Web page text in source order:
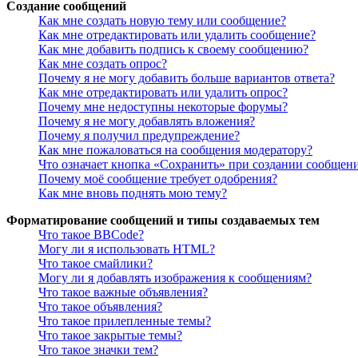
Создание сообщений
Как мне создать новую тему или сообщение?
Как мне отредактировать или удалить сообщение?
Как мне добавить подпись к своему сообщению?
Как мне создать опрос?
Почему я не могу добавить больше вариантов ответа?
Как мне отредактировать или удалить опрос?
Почему мне недоступны некоторые форумы?
Почему я не могу добавлять вложения?
Почему я получил предупреждение?
Как мне пожаловаться на сообщения модератору?
Что означает кнопка «Сохранить» при создании
Почему моё сообщение требует одобрения?
Как мне вновь поднять мою тему?
Форматирование сообщений и типы создаваемых тем
Что такое BBCode?
Могу ли я использовать HTML?
Что такое смайлики?
Могу ли я добавлять изображения к сообщениям?
Что такое важные объявления?
Что такое объявления?
Что такое прилепленные темы?
Что такое закрытые темы?
Что такое значки тем?